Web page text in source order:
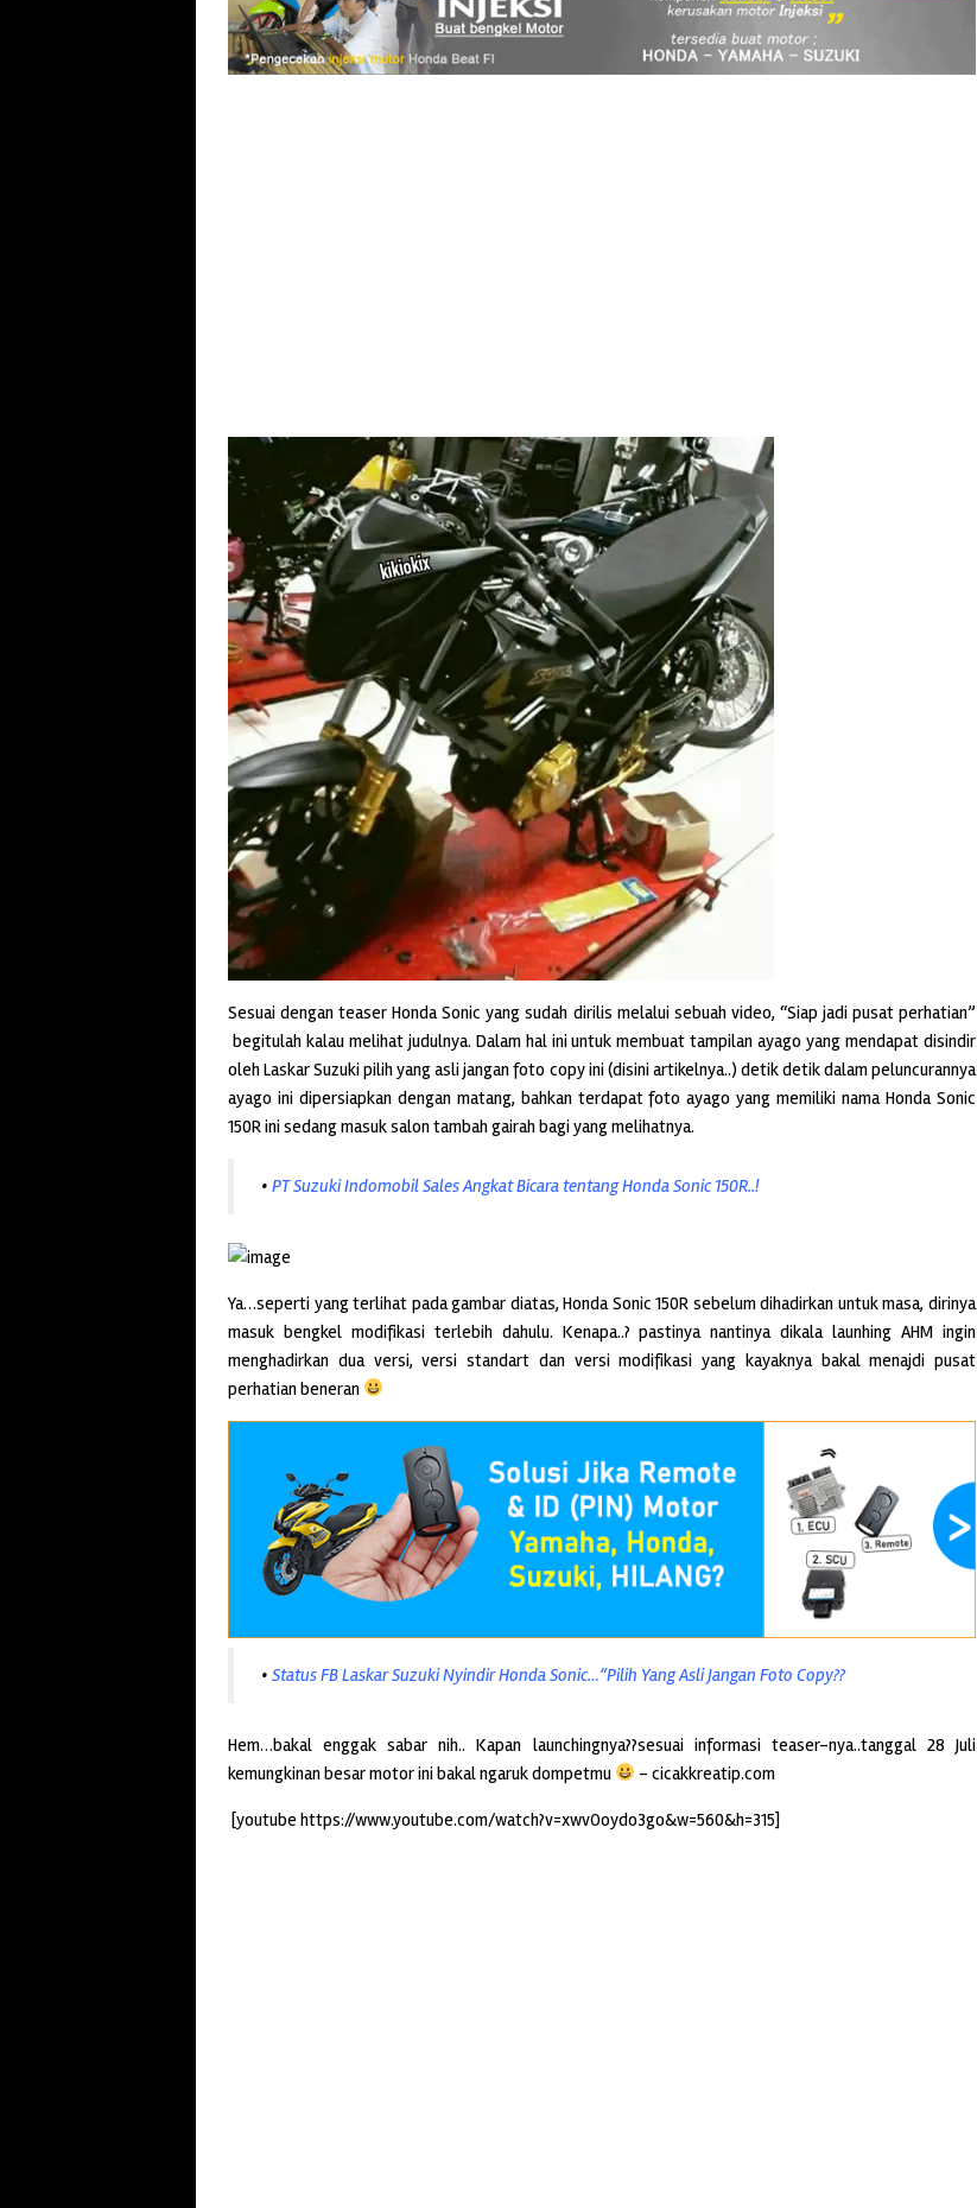
Sesuai dengan teaser Honda Sonic yang sudah dirilis melalui sebuah video, “Siap jadi pusat perhatian”
begitulah kalau melihat judulnya. Dalam hal ini untuk membuat tampilan ayago yang mendapat disindir
oleh Laskar Suzuki pilih yang asli jangan foto copy ini (disini artikelnya..) detik detik dalam peluncurannya
ayago ini dipersiapkan dengan matang, bahkan terdapat foto ayago yang memiliki nama Honda Sonic
150R ini sedang masuk salon tambah gairah bagi yang melihatnya.
• PT Suzuki Indomobil Sales Angkat Bicara tentang Honda Sonic 150R..!
Ya…seperti yang terlihat pada gambar diatas, Honda Sonic 150R sebelum dihadirkan untuk masa, dirinya
masuk bengkel modifikasi terlebih dahulu. Kenapa..? pastinya nantinya dikala launhing AHM ingin
menghadirkan dua versi, versi standart dan versi modifikasi yang kayaknya bakal menajdi pusat
perhatian beneran
• Status FB Laskar Suzuki Nyindir Honda Sonic…“Pilih Yang Asli Jangan Foto Copy??
Hem…bakal enggak sabar nih.. Kapan launchingnya??sesuai informasi teaser-nya..tanggal 28 Juli
kemungkinan besar motor ini bakal ngaruk dompetmu
– cicakkreatip.com
[youtube https://www.youtube.com/watch?v=xwvOoydo3go&w=560&h=315]